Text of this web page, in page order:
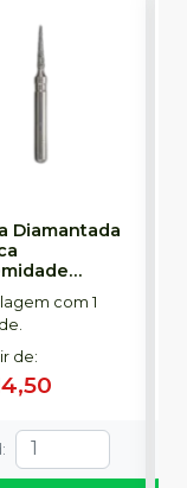
Diamantada
FG
com 1
de:
: